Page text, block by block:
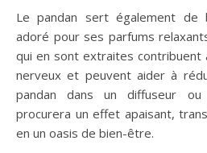
Le pandan sert également de
adoré pour ses parfums
qui en sont extraites
nerveux et peuvent aider à
pandan dans un diffuseur ou
procurera un effet apaisant,
en un oasis de bien-être.